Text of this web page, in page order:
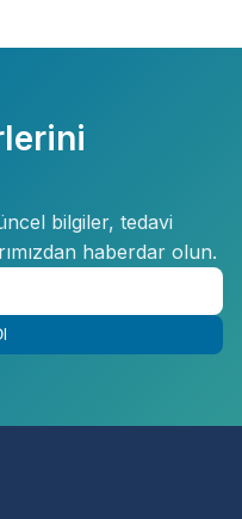
bilgiler, tedavi
haberdar olun.